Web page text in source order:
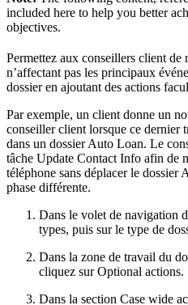
included here to help you better
objectives.
Permettez aux conseillers client de
n’affectant pas les principaux
dossier en ajoutant des actions
Par exemple, un client donne un
conseiller client lorsque ce dernier
dans un dossier Auto Loan. Le
tâche Update Contact Info afin de
téléphone sans déplacer le dossier
phase différente.
Dans le volet de navigation
types, puis sur le type de
Dans la zone de travail du
cliquez surOptional actions.
Dans la section Case wide